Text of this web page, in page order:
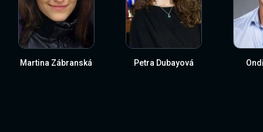
Martina Zábranská Petra Dubayová